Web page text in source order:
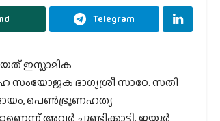
Telegram
ഇസ്ലാമിക
ഭാഗ്യശ്രീ സാഠേ. സതി
പെണ്‍ഭ്രൂണഹത്യ